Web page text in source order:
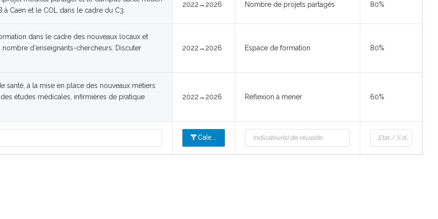
Caen et le COL dans le cadre du C3.
2022→2026 Nombre de projets partagés 80%
dans le cadre des nouveaux locaux et
d'enseignants-chercheurs. Discuter
2022→2026 Espace de formation 80%
à la mise en place des nouveaux métiers
études médicales, infirmières de pratique
2022→2026 Réflexion à mener 60%
Calendrier